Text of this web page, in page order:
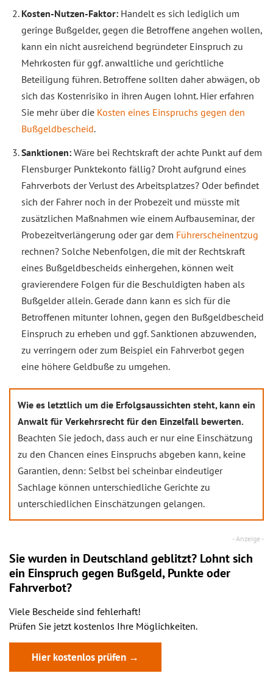
Kosten-Nutzen-Faktor: Handelt es sich lediglich um
geringe Bußgelder, gegen die Betroffene angehen wollen,
kann ein nicht ausreichend begründeter Einspruch zu
Mehrkosten für ggf. anwaltliche und gerichtliche
Beteiligung führen. Betroffene sollten daher abwägen, ob
sich das Kostenrisiko in ihren Augen lohnt. Hier erfahren
Sie mehr über die Kosten eines Einspruchs gegen den
Bußgeldbescheid.
Sanktionen: Wäre bei Rechtskraft der achte Punkt auf dem
Flensburger Punktekonto fällig? Droht aufgrund eines
Fahrverbots der Verlust des Arbeitsplatzes? Oder befindet
sich der Fahrer noch in der Probezeit und müsste mit
zusätzlichen Maßnahmen wie einem Aufbauseminar, der
Probezeitverlängerung oder gar dem Führerscheinentzug
rechnen? Solche Nebenfolgen, die mit der Rechtskraft
eines Bußgeldbescheids einhergehen, können weit
gravierendere Folgen für die Beschuldigten haben als
Bußgelder allein. Gerade dann kann es sich für die
Betroffenen mitunter lohnen, gegen den Bußgeldbescheid
Einspruch zu erheben und ggf. Sanktionen abzuwenden,
zu verringern oder zum Beispiel ein Fahrverbot gegen
eine höhere Geldbuße zu umgehen.
Wie es letztlich um die Erfolgsaussichten steht, kann ein
Anwalt für Verkehrsrecht für den Einzelfall bewerten.
Beachten Sie jedoch, dass auch er nur eine Einschätzung
zu den Chancen eines Einspruchs abgeben kann, keine
Garantien, denn: Selbst bei scheinbar eindeutiger
Sachlage können unterschiedliche Gerichte zu
unterschiedlichen Einschätzungen gelangen.
Sie wurden in Deutschland geblitzt? Lohnt sich
ein Einspruch gegen Bußgeld, Punkte oder
Fahrverbot?
Viele Bescheide sind fehlerhaft!
Prüfen Sie jetzt kostenlos Ihre Möglichkeiten.
Hier kostenlos prüfen →